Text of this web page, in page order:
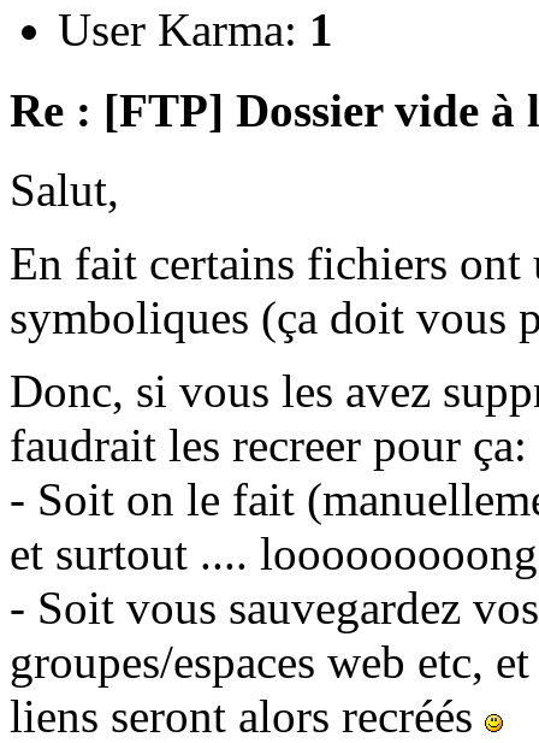
User Karma: 1
Re : [FTP] Dossier vide à
Salut,
En fait certains fichiers ont
symboliques (ça doit
Donc, si vous les avez
faudrait les recreer pour ça:
- Soit on le fait
et surtout ....
- Soit vous sauvegardez
groupes/espaces web etc,
liens seront alors recréés